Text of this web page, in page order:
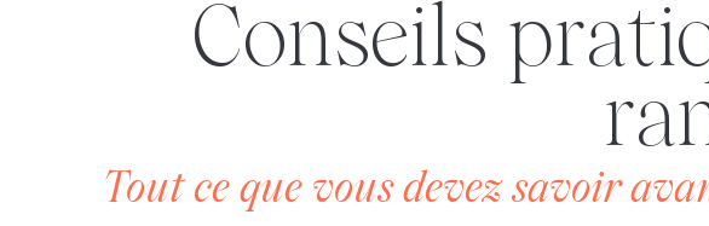
Conseils pratiques pour réussir vos
Tout ce que vous devez savoir